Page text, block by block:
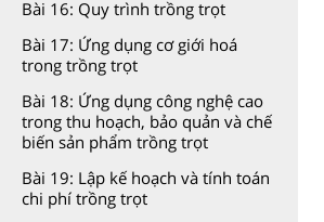
Bài 16: Quy trình trồng trọt
Bài 17: Ứng dụng cơ giới hoá
trong trồng trọt
Bài 18: Ứng dụng công nghệ cao
trong thu hoạch, bảo quản và chế
biến sản phẩm trồng trọt
Bài 19: Lập kế hoạch và tính toán
chi phí trồng trọt